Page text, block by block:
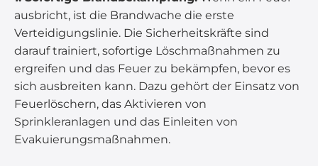
ausbricht, ist die Brandwache die erste
Verteidigungslinie. Die Sicherheitskräfte sind
darauf trainiert, sofortige Löschmaßnahmen zu
ergreifen und das Feuer zu bekämpfen, bevor es
sich ausbreiten kann. Dazu gehört der Einsatz von
Feuerlöschern, das Aktivieren von
Sprinkleranlagen und das Einleiten von
Evakuierungsmaßnahmen.